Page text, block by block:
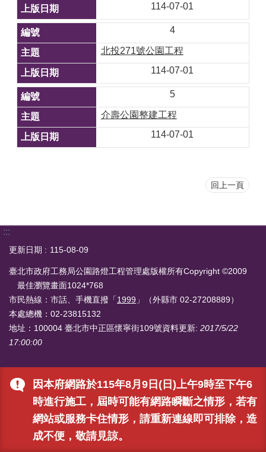
因本府網路於115年8月9日(日)上午9時至下午6
時進行施工，屆時可能有網路瞬斷之情形，若有
網站或服務卡住情形，請重新連線即可排除，造
成不便，敬請見諒。
114-07-01
4
北投271號公園工程
114-07-01
5
介壽公園整建工程
114-07-01
回上一頁
:::
更新日期 115-08-09
臺北市政府工務局公園路燈工程管理處版權所有Copyright ©2009
最佳瀏覽畫面1024*768
市民熱線：市話、手機直撥「1999 」（外縣市 02-27208889）
本處總機：02-23815132
地址：100004 臺北市中正區懷寧街109號資料更新: 2017/5/22
17:00:00